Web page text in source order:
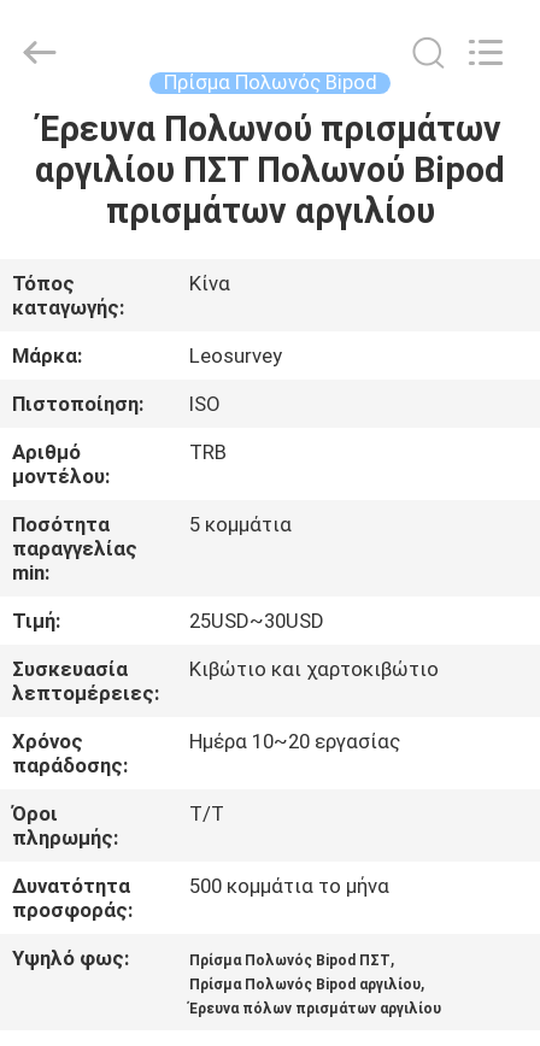
ΣΠΊΤΙ
ΠΡΟΪΌΝΤΑ
ΠΕΡΊΠΟΥ
ΕΜΕΊΣ
ΓΎΡΟΣ
ΕΡΓΟΣΤΑΣΊΩΝ
ΠΟΙΟΤΙΚΌΣ
ΈΛΕΓΧΟΣ
ΜΑΣ
ΕΛΆΤΕ
ΕΠΑΦΉ
ΜΕ
ΖΗΤΉΣΤΕ
ΈΝΑ
ΑΠΌΣΠΑΣΜΑ
Instrument
Co.,Ltd.
Πρίσμα Πολωνός Bipod
Έρευνα Πολωνού πρισμάτων
αργιλίου ΠΣΤ Πολωνού Bipod
πρισμάτων αργιλίου
Τόπος
καταγωγής:
Κίνα
Μάρκα:
Leosurvey
Πιστοποίηση:
ISO
Αριθμό
μοντέλου:
TRB
Ποσότητα
παραγγελίας
min:
5 κομμάτια
Τιμή:
25USD~30USD
Συσκευασία
λεπτομέρειες:
Κιβώτιο και χαρτοκιβώτιο
Χρόνος
παράδοσης:
Ημέρα 10~20 εργασίας
Όροι
πληρωμής:
T/T
Δυνατότητα
προσφοράς:
500 κομμάτια το μήνα
Υψηλό φως: Πρίσμα Πολωνός Bipod ΠΣΤ,
Πρίσμα Πολωνός Bipod αργιλίου,
Έρευνα πόλων πρισμάτων αργιλίου